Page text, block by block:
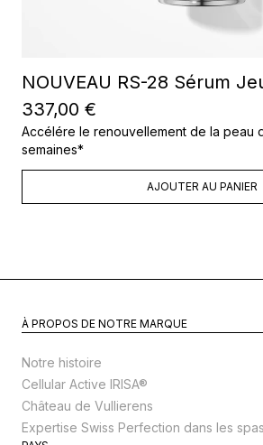
NOUVEAU RS-28 Sérum
337,00 €
Accélére le renouvellement de la peau
semaines*
AJOUTER AU PANIER
À PROPOS DE NOTRE MARQUE
Notre histoire
Cellular Active IRISA®
Château de Vullierens
Expertise Swiss Perfection dans les spas